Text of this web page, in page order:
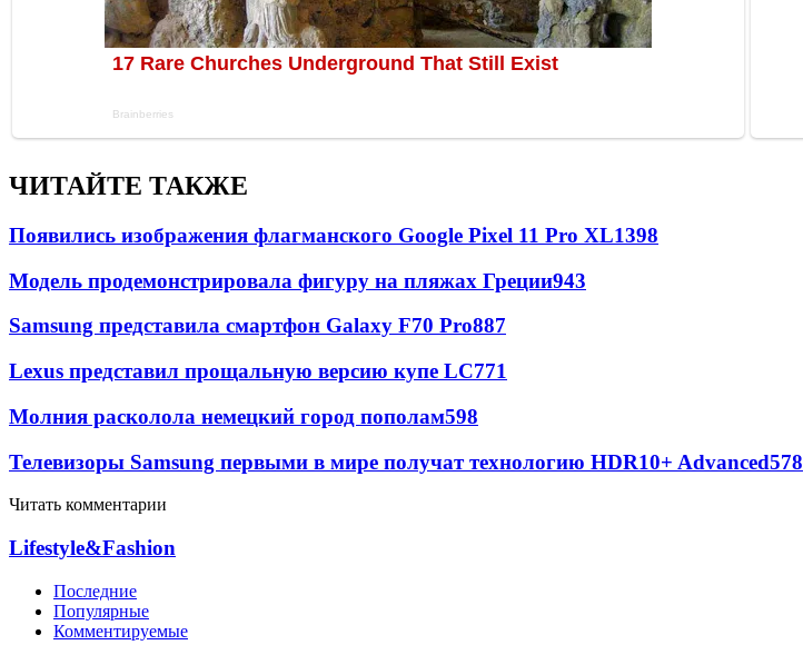
ЧИТАЙТЕ ТАКЖЕ
Появились изображения флагманского Google Pixel 11 Pro XL1398
Модель продемонстрировала фигуру на пляжах Греции943
Samsung представила смартфон Galaxy F70 Pro887
Lexus представил прощальную версию купе LC771
Молния расколола немецкий город пополам598
Телевизоры Samsung первыми в мире получат технологию HDR10+ Advanced578
Читать комментарии
Lifestyle&Fashion
Последние
Популярные
Комментируемые